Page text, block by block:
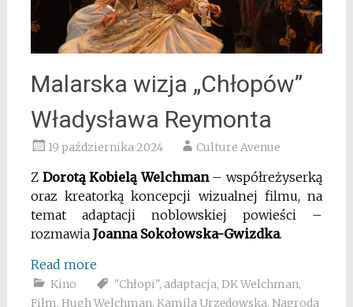
Malarska wizja „Chłopów”
Władysława Reymonta
19 października 2024 Culture Avenue
Z Dorotą Kobielą Welchman– współreżyserką
oraz kreatorką koncepcji wizualnej filmu, na
temat adaptacji noblowskiej powieści –
rozmawia Joanna Sokołowska-Gwizdka.
Read more
Kino "Chłopi", adaptacja, DK Welchman,
Film, Hugh Welchman, Kamila Urzędowska, Nagroda